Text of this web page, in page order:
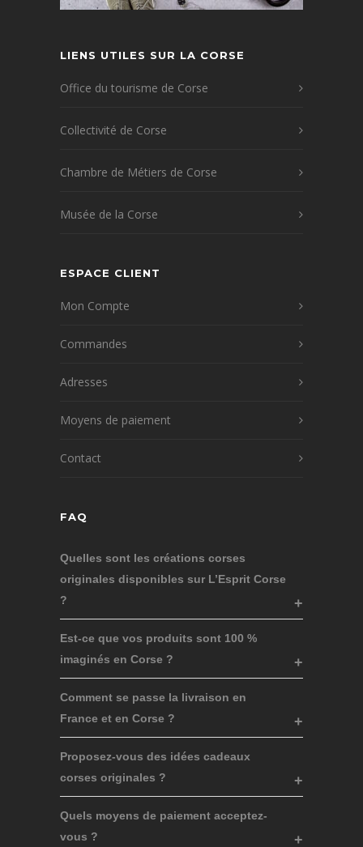
LIENS UTILES SUR LA CORSE
Office du tourisme de Corse
Collectivité de Corse
Chambre de Métiers de Corse
Musée de la Corse
ESPACE CLIENT
Mon Compte
Commandes
Adresses
Moyens de paiement
Contact
FAQ
Quelles sont les créations corses
originales disponibles sur L’Esprit Corse
?
Est-ce que vos produits sont 100 %
imaginés en Corse ?
Comment se passe la livraison en
France et en Corse ?
Proposez-vous des idées cadeaux
corses originales ?
Quels moyens de paiement acceptez-
vous ?